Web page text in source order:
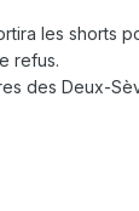
les shorts
refus.
des Deux-